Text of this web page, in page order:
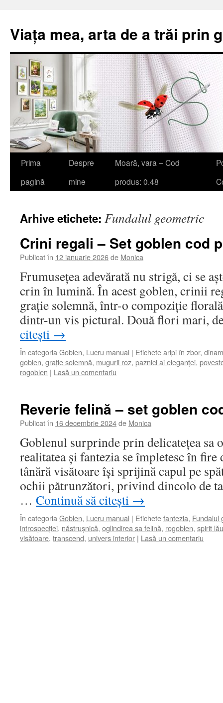
Viața mea, arta de a trăi prin
Sari
Prima
pagină
Despre
mine
Moară, vara – Cod
produs: 0.48
Arhive etichete: Fundalul geometric
Crini regali – Set goblen cod
Publicat în 12 ianuarie 2026de Monica
Frumusețea adevărată nu strigă, ci se
crin în lumină. În acest goblen, crinii
grație solemnă, într-o compoziție
dintr-un vis pictural. Două flori mari,
citești →
În categoria Goblen, Lucru manual | Etichetearipi în zbor,
goblen, grație solemnă, mugurii roz, paznici ai eleganței,
rogoblen | Lasă un comentariu
Reverie felină – set goblen
Publicat în 16 decembrie 2024de Monica
Goblenul surprinde prin delicatețea sa
realitatea și fantezia se împletesc în
tânără visătoare își sprijină capul pe
ochii pătrunzători, privind dincolo de
… Continuă să citești →
În categoria Goblen, Lucru manual | Etichetefantezia, Fundalul
introspecției, năstrușnică, oglindirea sa felină, rogoblen, spirit
visătoare, transcend, univers interior | Lasă un comentariu